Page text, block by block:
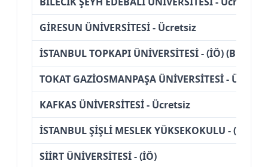
GİRESUN ÜNİVERSİTESİ - Ücretsiz
İSTANBUL TOPKAPI ÜNİVERSİTESİ - (İÖ) (Burslu)
TOKAT GAZİOSMANPAŞA ÜNİVERSİTESİ -
KAFKAS ÜNİVERSİTESİ - Ücretsiz
İSTANBUL ŞİŞLİ MESLEK YÜKSEKOKULU - (İÖ)
SİİRT ÜNİVERSİTESİ - (İÖ)